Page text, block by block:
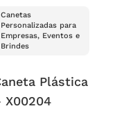
Canetas
Personalizadas para
Empresas, Eventos e
Brindes
Plástica
X00204